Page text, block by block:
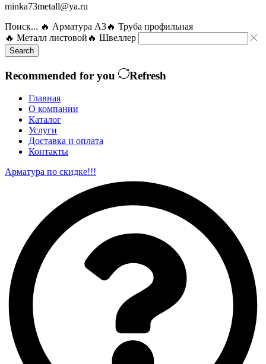
minka73metall@ya.ru
Поиск... 🔥 Арматура А3🔥 Труба профильная
🔥 Металл листовой 🔥 Швеллер
Search
Recommended for you Refresh
Главная
О компании
Каталог
Услуги
Доставка и оплата
Контакты
Арматура по скидке!!!